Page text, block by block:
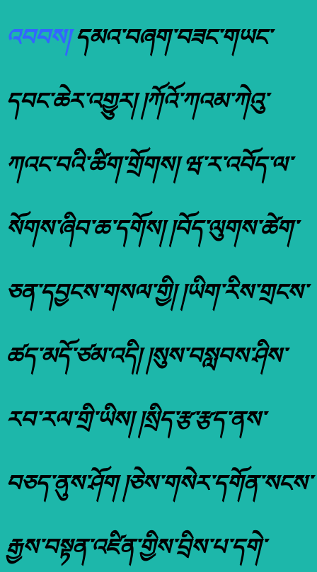
འབབས།དམའ་བཞག་བཟང་གཡང་
དབང་ཆེར་འགྱུར། །ཀོའོ་ཀའམ་ཀེའུ་
ཀའང་བའི་ཚིག་གྲོགས། ཝ་ར་འབོད་ལ་
སོགས་ཞིབ་ཆ་དགོས། །བོད་ལུགས་ཚེག་
ཅན་དབྱངས་གསལ་གྱི། །ཡིག་རིས་གྲངས་
ཚད་མདོ་ཙམ་འདི། །སུས་བསླབས་ཤིས་
རབ་རལ་གྲི་ཡིས། །སྲིད་རྩ་རྩད་ནས་
བཅད་ནུས་ཤོག །ཅེས་གསེར་དགོན་སངས་
རྒྱས་བསྟན་འཛིན་གྱིས་བྲིས་པ་དགེ་